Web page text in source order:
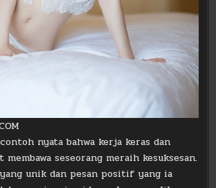
nyata bahwa kerja keras dan
seseorang meraih kesuksesan.
unik dan pesan positif yang ia